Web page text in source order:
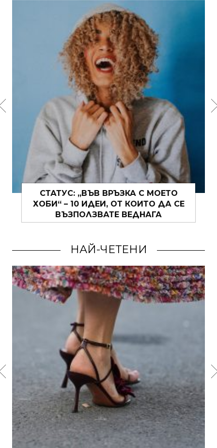
СТАТУС: „ВЪВ ВРЪЗКА С МОЕТО
ХОБИ“ – 10 ИДЕИ, ОТ КОИТО ДА СЕ
ВЪЗПОЛЗВАТЕ ВЕДНАГА
НАЙ-ЧЕТЕНИ